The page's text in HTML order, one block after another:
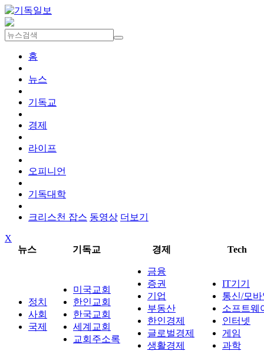
홈
뉴스
기독교
경제
라이프
오피니언
기독대학
크리스천 잡스 동영상 더보기
X
뉴스
기독교 경제 Tech
정치
사회
국제
미국교회
한인교회
한국교회
세계교회
교회주소록
금융
증권
기업
부동산
한인경제
글로벌경제
생활경제
IT기기
통신/모
소프트웨
인터넷
게임
과학